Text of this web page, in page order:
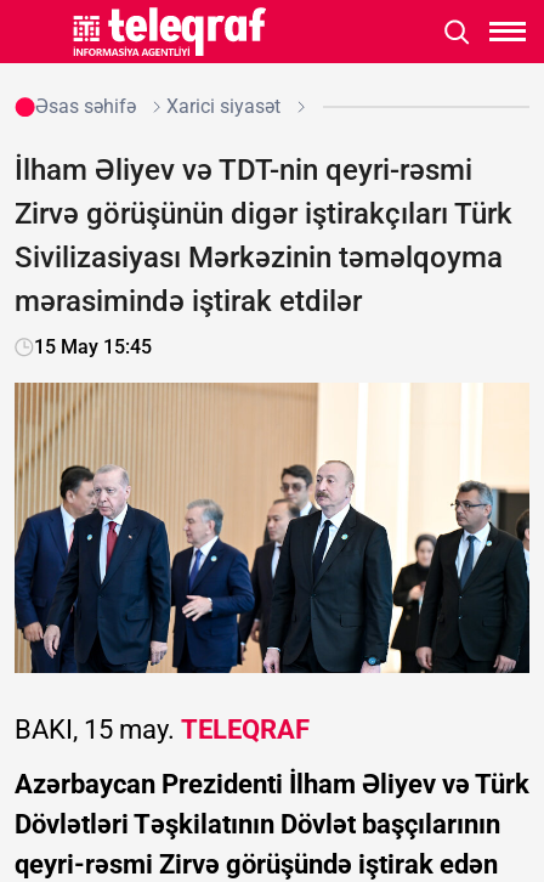
Əsas səhifə Xarici siyasət
İlham Əliyev və TDT-nin qeyri-rəsmi
Zirvə görüşünün digər iştirakçıları Türk
Sivilizasiyası Mərkəzinin təməlqoyma
mərasimində iştirak etdilər
15 May 15:45
BAKI, 15 may. TELEQRAF
Azərbaycan Prezidenti İlham Əliyev və Türk
Dövlətləri Təşkilatının Dövlət başçılarının
qeyri-rəsmi Zirvə görüşündə iştirak edən